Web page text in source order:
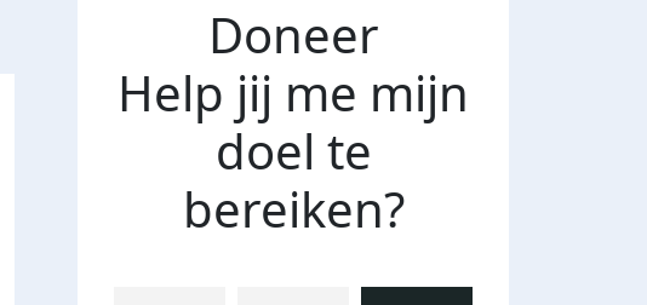
Doneer
Help jij me mijn
doel te
bereiken?